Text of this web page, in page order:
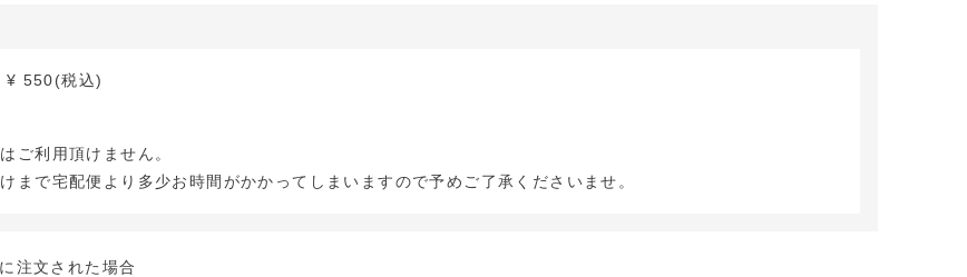
¥ 550(税込)
ご利用頂けません。
まで宅配便より多少お時間がかかってしまいますので予めご了承くださいませ。
注文された場合